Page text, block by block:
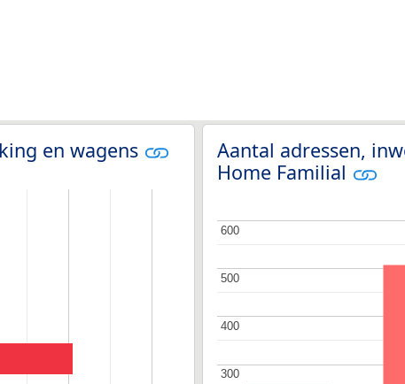
en wagens
Aantal adressen,
Home Familial
300
300
400
400
500
500
600
600